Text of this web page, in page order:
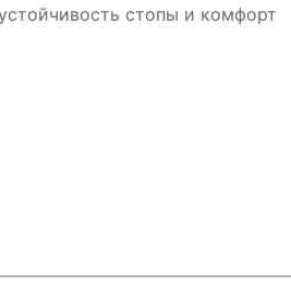
стопы и комфорт